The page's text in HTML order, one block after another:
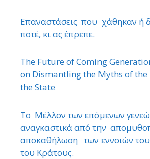
Επαναστάσεις που χάθηκαν ή
ποτέ, κι ας έπρεπε.
The Future of Coming
on Dismantling the Myths of
the State
Το Μέλλον των επόμενων
αναγκαστικά από την
αποκαθήλωση των εννοιών του
του Κράτους.